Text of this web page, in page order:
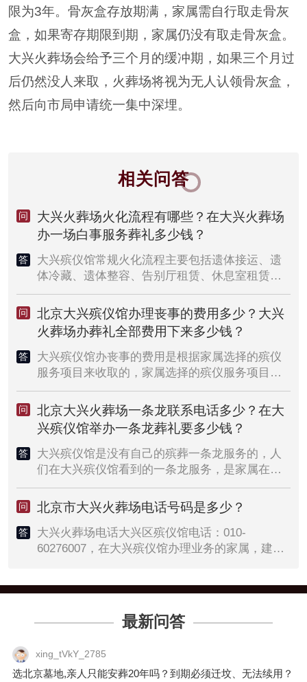
限为3年。骨灰盒存放期满，家属需自行取走骨灰
盒，如果寄存期限到期，家属仍没有取走骨灰盒。
大兴火葬场会给予三个月的缓冲期，如果三个月过
后仍然没人来取，火葬场将视为无人认领骨灰盒，
然后向市局申请统一集中深埋。
相关问答
问
大兴火葬场火化流程有哪些？在大兴火葬场
办一场白事服务葬礼多少钱？
答
大兴殡仪馆常规火化流程主要包括遗体接运、遗
体冷藏、遗体整容、告别厅租赁、休息室租赁、
遗体告别、遗体火化、骨灰寄存及其他殡仪礼仪
服务。如果家属打算在大兴殡仪馆办殡葬一条龙
葬礼，葬礼的殡仪服务流程和常规火化流程基本
上是一样的，只是殡仪馆无法提供的服务，殡葬
一条龙服务可以代为办理，像葬礼上的守灵服
务、追思会服务、助念服务、墓地选购服务等。
程下来的费用大概是1万元左右。如果家属提前预
约殡葬一条龙服务，整场葬礼的费用会更便宜
些。北京大兴殡仪馆白事一条龙服务咨询电话
400-065-1908。
问
北京大兴殡仪馆办理丧事的费用多少？大兴
火葬场办葬礼全部费用下来多少钱？
答
大兴殡仪馆办丧事的费用是根据家属选择的殡仪
服务项目来收取的，家属选择的殡仪服务项目
多，火葬全部费用就贵些；家属选择的殡仪服务
项目少，全部火化费用就便宜些。殡仪馆火化有
基本的殡葬服务费和家属自愿选择的殡葬服务费
辽中。如果家属选择的都是基本的殡葬服务，整
场葬礼下来全部费用也没有多少。如果家属选择
的自愿殡仪服务项目比较多，则整场葬礼的费用
钱？一般在大兴殡仪馆办一场葬礼，全部费用在
20000元左右。如果家属提前预订有殡葬一条龙服
务，一场葬礼至少可以省下5000元左右的费用。
北京殡葬服务网殡葬一条龙服务。
问
北京大兴火葬场一条龙联系电话多少？在大
兴殡仪馆举办一条龙葬礼要多少钱？
答
大兴殡仪馆是没有自己的殡葬一条龙服务的，人
们在大兴殡仪馆看到的一条龙服务，是家属在第
三方殡仪服务机构预订的一条龙服务套餐。如果
家属打算在大兴殡仪馆办一条龙葬礼，建议登录
北京殡葬服务网预约价格不等的殡葬一条龙套
餐。在大兴殡仪馆举办一条龙葬礼要多少钱？北
京殡葬服务网上提供的殡葬一条龙套餐如下：套
套餐，还可以根据家人对葬礼的要求，添加相应
的葬礼服务，诸如助念、追思会、接灰安葬等都
是可以的。北京殡葬服务网一条龙预订。
问 北京市大兴火葬场电话号码是多少？
答
大兴火葬场电话大兴区殡仪馆电话：010-
60276007，在大兴殡仪馆办理业务的家属，建议
的距离是37公里，需要接骨灰去永福公墓安葬的
家属，建议拨打北京殡葬服务网殡仪车接灰，预
约专业的殡仪车接逝者骨灰前往墓地安葬。
最新问答
xing_tVkY_2785
选北京墓地,亲人只能安葬20年吗？到期必须迁坟、无法续用？